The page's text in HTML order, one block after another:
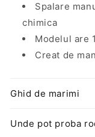
Spalare
chimica
Modelul are
Creat de
Ghid de marimi
Unde pot proba